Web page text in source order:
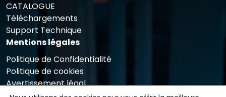
CATALOGUE
Téléchargements
Support Technique
Mentions légales
Politique de Confidentialité
Politique de cookies
Avertissement légal